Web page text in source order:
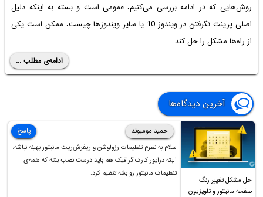
روش‌هایی که در ادامه بررسی می‌کنیم، عمومی است و بسته به اینکه دلیل
اصلی پرینت نگرفتن در ویندوز 10 یا سایر ویندوزها چیست، ممکن است یکی
از راه‌ها مشکل را حل کند.
ادامه‌ی مطلب ...
آخرین دیدگاه‌ها
حل مشکل تغییر رنگ
صفحه مانیتور و تلویزیون
حمید مومیوند
سلام به نظرم تنظیمات رزولوشن و ریفرش‌ریت مانیتور بهینه نباشه،
البته درایور کارت گرافیک هم باید درست نصب بشه که همه‌ی
تنظیمات مانیتور رو بشه تنظیم کرد.
پاسخ